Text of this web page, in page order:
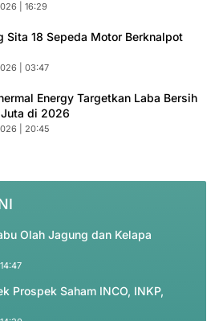
| 16:29
Sita 18 Sepeda Motor Berknalpot
| 03:47
Energy Targetkan Laba Bersih
di 2026
| 20:45
Olah Jagung dan Kelapa
Prospek Saham INCO, INKP,